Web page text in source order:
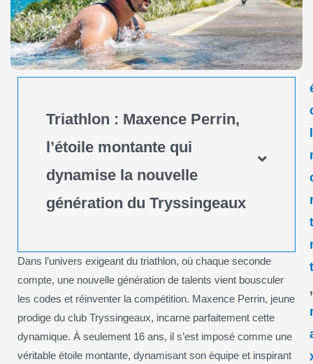
Triathlon : Maxence Perrin,
l’étoile montante qui
dynamise la nouvelle
génération du Tryssingeaux
Dans l’univers exigeant du triathlon, où chaque seconde
compte, une nouvelle génération de talents vient bousculer
les codes et réinventer la compétition. Maxence Perrin, jeune
prodige du club Tryssingeaux, incarne parfaitement cette
dynamique. À seulement 16 ans, il s’est imposé comme une
véritable étoile montante, dynamisant son équipe et inspirant
,